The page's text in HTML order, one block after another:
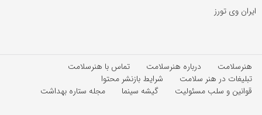
ایران وی تورز
هنرسلامت درباره هنرسلامت
تماس با هنرسلامت
تبلیغات در هنر سلامت
شرایط بازنشر محتوا
قوانین و سلب مسئولیت
گیشه سینما مجله ستاره بهداشت